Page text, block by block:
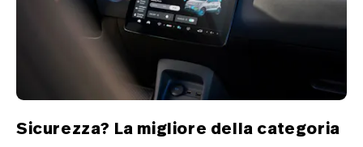
Sicurezza? La migliore della categoria